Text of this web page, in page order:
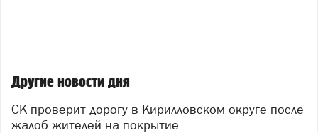
Другие новости дня
СК проверит дорогу в Кирилловском округе после
жалоб жителей на покрытие